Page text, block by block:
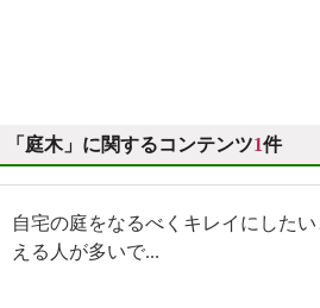
「庭木」に関するコンテンツ1件
自宅の庭をなるべくキレイにした
える人が多いで...